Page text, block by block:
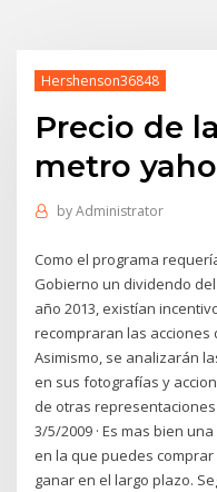
Hershenson36848
Precio de
metro
byAdministrator
Como el programa
Gobierno un dividendo
año 2013, existían
recompraran las
Asimismo, se analizarán
en sus fotografías y
de otras
3/5/2009 · Es mas bien
en la que puedes
ganar en el largo plazo.